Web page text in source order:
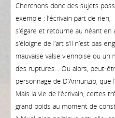
Cherchons donc des sujets
exemple : l’écrivain part de rien,
s’égare et retourne au néant
s’éloigne de l’art s’il n’est pas
mauvaise valse viennoise ou un
des ruptures… Ou alors, peut-
personnage de D’Annunzio, que
Mais la vie de l’écrivain, certes
grand poids au moment de